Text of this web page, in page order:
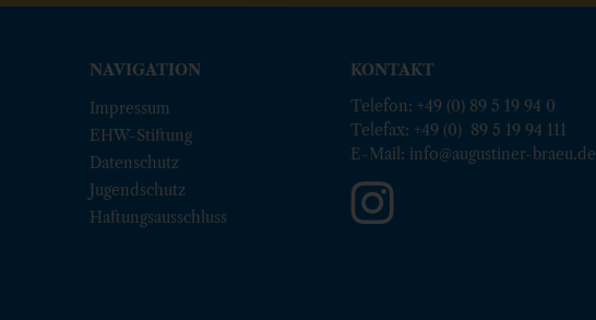
NAVIGATION
Impressum
EHW-Stiftung
Datenschutz
Jugendschutz
Haftungsausschluss
KONTAKT
Telefon: +49 (0) 89 5 19 94 0
Telefax: +49 (0) 89 5 19 94 111
E-Mail: info@augustiner-braeu.de